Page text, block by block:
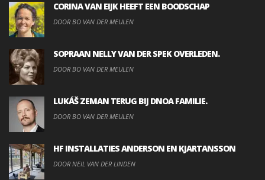
CORINA VAN EIJK HEEFT EEN BOODSCHAP
DOOR BO VAN DER MEULEN
SOPRAAN NELLY VAN DER SPEK OVERLEDEN.
DOOR BO VAN DER MEULEN
LUKÁŠ ZEMAN TERUG BIJ DNOA FAMILIE.
DOOR BO VAN DER MEULEN
HF INSTALLATIES ANDERSON EN KJARTANSSON
DOOR NEIL VAN DER LINDEN